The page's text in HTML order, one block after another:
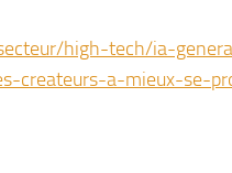
high-tech/ia-
createurs-a-mieux-se-